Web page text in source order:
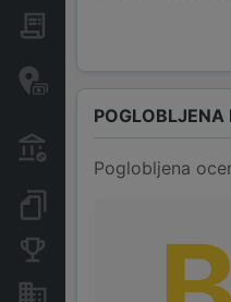
Davčne oaze in
transakcije
Transakcije iz
proračuna
Konkurenčna podjetja
Nepremičnine in
Poglobljena